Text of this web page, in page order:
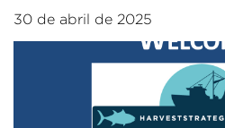
30 de abril de 2025